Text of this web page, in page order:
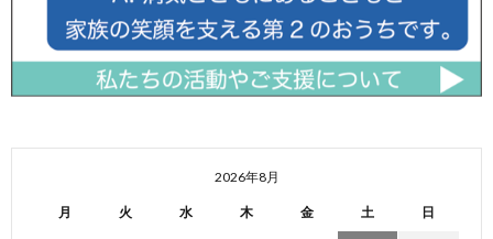
2026年8月
月 火 水 木 金 土 日